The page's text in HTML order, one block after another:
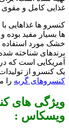
غذایی کامل و
کنسرو ها غذاهایی
ها بسیار مفید بوده
خشک مورد استفاده
برندهای شناخته
آمریکایی است که
یک کنسرو از
کنسروهای گربه را
ویژگی های
ویسکاس :